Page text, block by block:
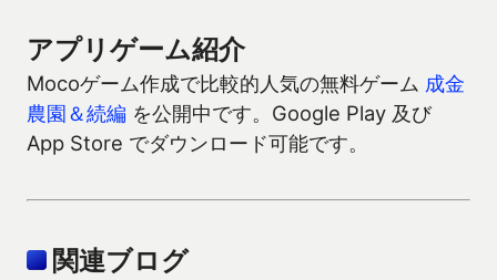
アプリゲーム紹介
Mocoゲーム作成で比較的人気の無料ゲーム 成金
農園＆続編 を公開中です。Google Play 及び
App Store でダウンロード可能です。
関連ブログ